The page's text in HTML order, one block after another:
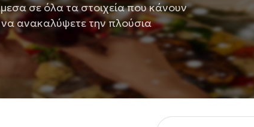
σε όλα τα στοιχεία που κάνουν
να ανακαλύψετε την πλούσια